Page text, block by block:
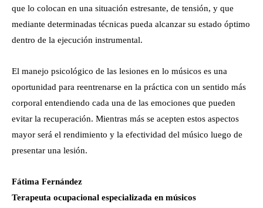
que lo colocan en una situación estresante, de tensión, y que
mediante determinadas técnicas pueda alcanzar su estado óptimo
dentro de la ejecución instrumental.
El manejo psicológico de las lesiones en lo músicos es una
oportunidad para reentrenarse en la práctica con un sentido más
corporal entendiendo cada una de las emociones que pueden
evitar la recuperación. Mientras más se acepten estos aspectos
mayor será el rendimiento y la efectividad del músico luego de
presentar una lesión.
Fátima Fernández
Terapeuta ocupacional especializada en músicos